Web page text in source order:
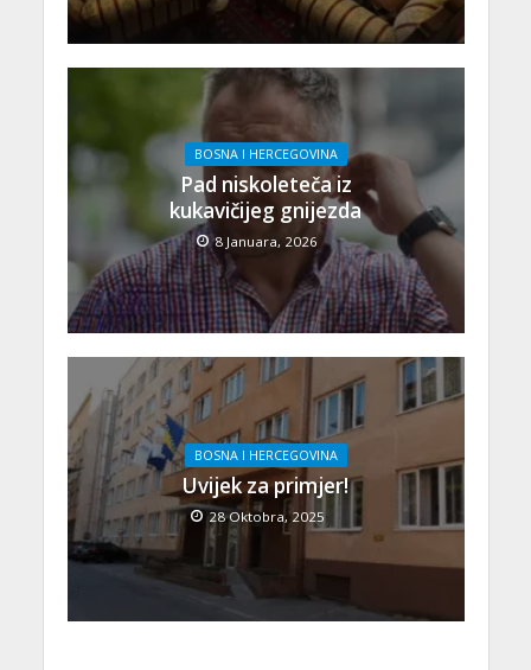
BOSNA I HERCEGOVINA
Pad niskoleteča iz
kukavičijeg gnijezda
8 Januara, 2026
BOSNA I HERCEGOVINA
Uvijek za primjer!
28 Oktobra, 2025